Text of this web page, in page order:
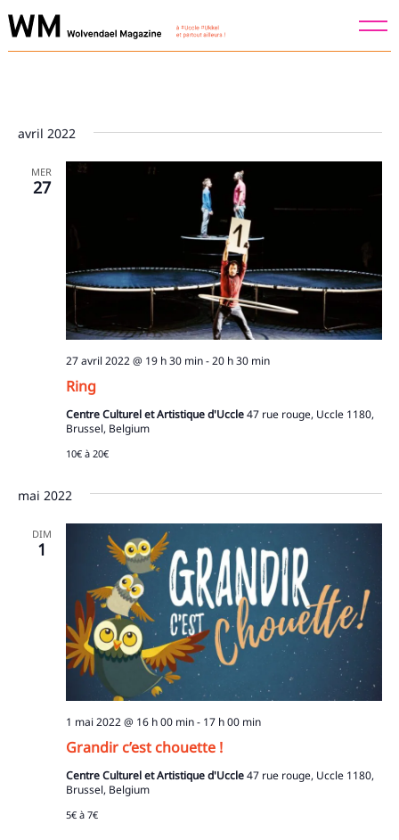
Skip
to
avril 2022
MER
27
Ring
27 avril 2022 @ 19 h 30 min-20 h 30 min
Centre Culturel et Artistique d'Uccle47 rue rouge, Uccle 1180,
Brussel, Belgium
10€ à 20€
mai 2022
DIM
1
Grandir c’est chouette !
1 mai 2022 @ 16 h 00 min- 17 h 00 min
Centre Culturel et Artistique d'Uccle47 rue rouge, Uccle 1180,
Brussel, Belgium
5€ à 7€